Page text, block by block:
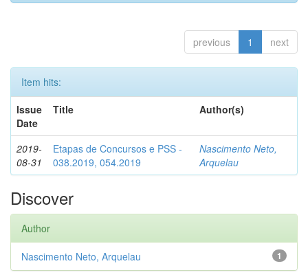
previous 1 next
Item hits:
Issue
Date
Title Author(s)
2019-
08-31
Etapas de Concursos e PSS -
038.2019, 054.2019
Nascimento Neto,
Arquelau
Discover
Author
1
Nascimento Neto, Arquelau